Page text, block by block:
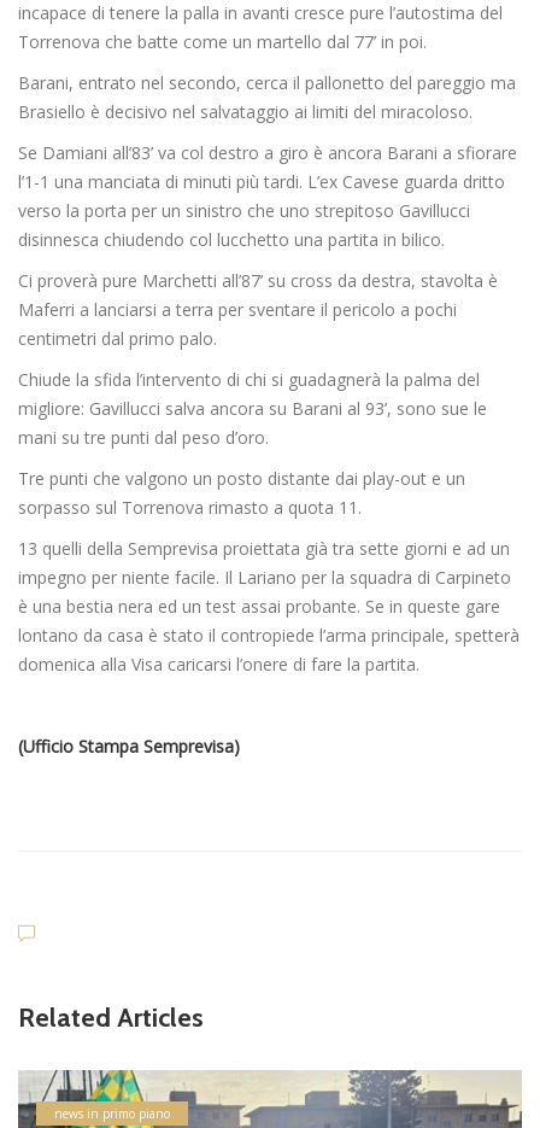
incapace di tenere la palla in avanti cresce pure l’autostima del
Torrenova che batte come un martello dal 77’ in poi.
Barani, entrato nel secondo, cerca il pallonetto del pareggio ma
Brasiello è decisivo nel salvataggio ai limiti del miracoloso.
Se Damiani all’83’ va col destro a giro è ancora Barani a sfiorare
l’1-1 una manciata di minuti più tardi. L’ex Cavese guarda dritto
verso la porta per un sinistro che uno strepitoso Gavillucci
disinnesca chiudendo col lucchetto una partita in bilico.
Ci proverà pure Marchetti all’87’ su cross da destra, stavolta è
Maferri a lanciarsi a terra per sventare il pericolo a pochi
centimetri dal primo palo.
Chiude la sfida l’intervento di chi si guadagnerà la palma del
migliore: Gavillucci salva ancora su Barani al 93’, sono sue le
mani su tre punti dal peso d’oro.
Tre punti che valgono un posto distante dai play-out e un
sorpasso sul Torrenova rimasto a quota 11.
13 quelli della Semprevisa proiettata già tra sette giorni e ad un
impegno per niente facile. Il Lariano per la squadra di Carpineto
è una bestia nera ed un test assai probante. Se in queste gare
lontano da casa è stato il contropiede l’arma principale, spetterà
domenica alla Visa caricarsi l’onere di fare la partita.
(Ufficio Stampa Semprevisa)
Related Articles
news in primo piano